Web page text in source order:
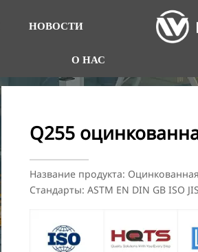
НОВОСТИ
О НАС
Q255
Название продукта:
Стандарты: ASTM EN DIN GB ISO